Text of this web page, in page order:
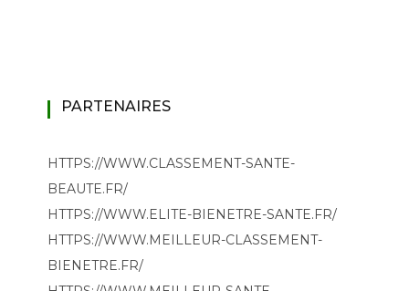
PARTENAIRES
HTTPS://WWW.CLASSEMENT-SANTE-
BEAUTE.FR/
HTTPS://WWW.ELITE-BIENETRE-SANTE.FR/
HTTPS://WWW.MEILLEUR-CLASSEMENT-
BIENETRE.FR/